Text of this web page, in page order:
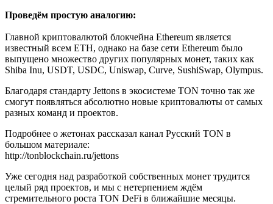
Проведём простую аналогию:
Главной криптовалютой блокчейна Ethereum является
известный всем ETH, однако на базе сети Ethereum было
выпущено множество других популярных монет, таких как
Shiba Inu, USDT, USDC, Uniswap, Сurve, SushiSwap, Olympus.
Благодаря стандарту Jettons в экосистеме TON точно так же
смогут появляться абсолютно новые криптовалюты от самых
разных команд и проектов.
Подробнее о жетонах рассказал канал Русский TON в
большом материале:
http://tonblockchain.ru/jettons
Уже сегодня над разработкой собственных монет трудится
целый ряд проектов, и мы с нетерпением ждём
стремительного роста TON DeFi в ближайшие месяцы.